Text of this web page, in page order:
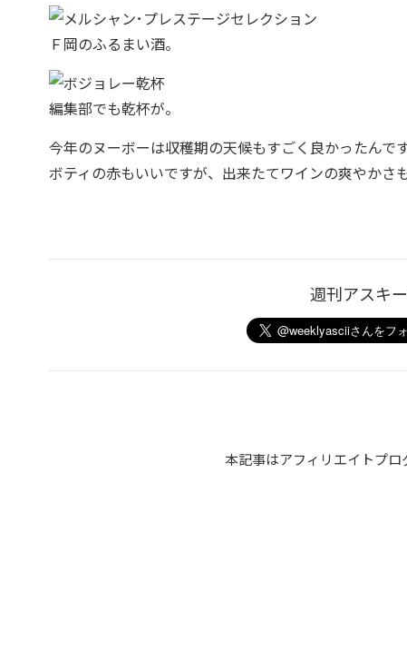
Ｆ岡のふるまい酒。
編集部でも乾杯が。
今年のヌーボーは収穫期の天候もすごく良かったん
ボティの赤もいいですが、出来たてワインの爽やかさ
週刊アスキ
本記事はアフィリエイトプ